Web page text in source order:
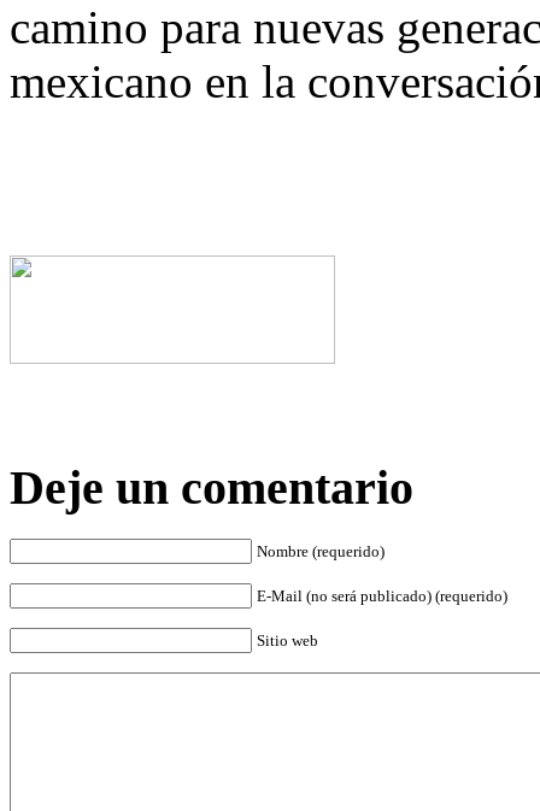
camino para nuevas
mexicano en la
Deje un comentario
Nombre (requerido)
E-Mail (no será publicado) (requerido)
Sitio web